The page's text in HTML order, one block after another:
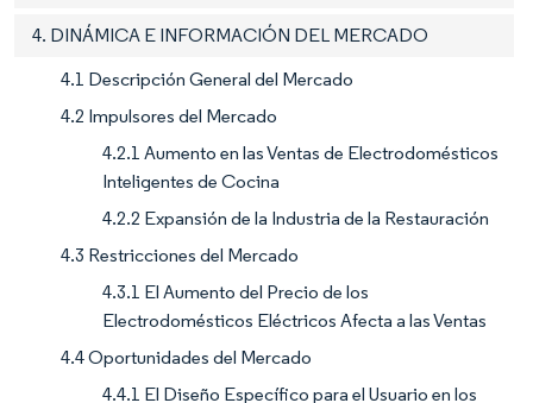
4. DINÁMICA E INFORMACIÓN DEL MERCADO
4.1 Descripción General del Mercado
4.2 Impulsores del Mercado
4.2.1 Aumento en las Ventas de Electrodomésticos
Inteligentes de Cocina
4.2.2 Expansión de la Industria de la Restauración
4.3 Restricciones del Mercado
4.3.1 El Aumento del Precio de los
Electrodomésticos Eléctricos Afecta a las Ventas
4.4 Oportunidades del Mercado
4.4.1 El Diseño Específico para el Usuario en los